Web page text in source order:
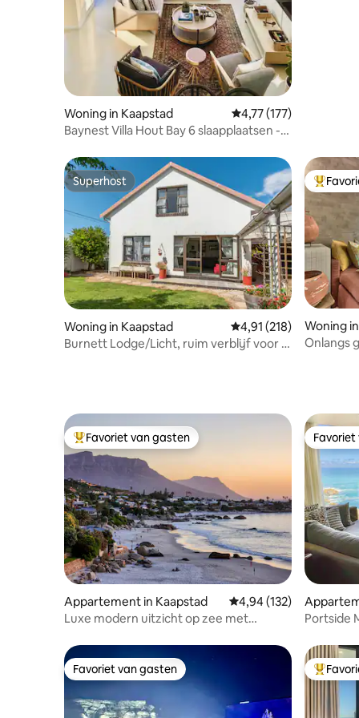
Woning in Kaapstad Gemiddelde
4,77 (177)
Baynest Villa Hout Bay 6 slaapplaatsen -
Superhost
Superhost
Woning in Kaapstad Gemiddelde
4,91 (218)
Burnett Lodge/Licht, ruim verblijf voor 5
Woning
Onlangs
Topfavoriet van gasten
Favoriet van gasten
Appartement in Kaapstad Gemiddelde
4,94 (132)
Luxe modern uitzicht op zee met
Portside
Favoriet van gasten
Favoriet van gasten